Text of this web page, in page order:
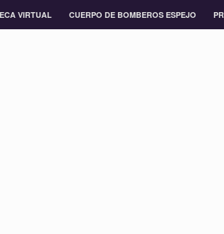
VIRTUAL CUERPO DE BOMBEROS ESPEJO